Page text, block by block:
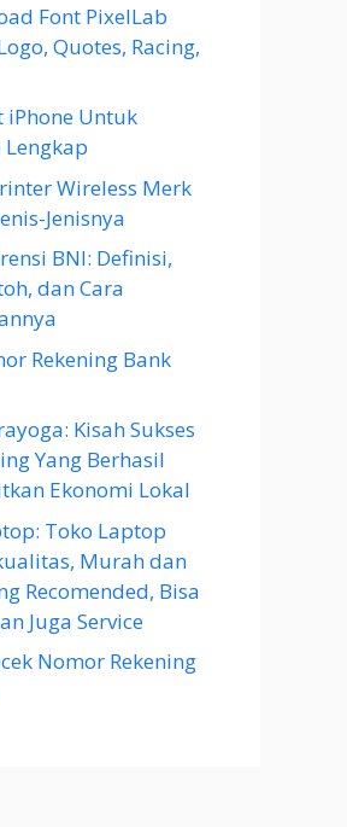
Font PixelLab
Quotes, Racing,
iPhone Untuk
Wireless Merk
Jenisnya
BNI: Definisi,
dan Cara
Rekening Bank
Kisah Sukses
Yang Berhasil
Ekonomi Lokal
Toko Laptop
Murah dan
Recomended, Bisa
Juga Service
Nomor Rekening